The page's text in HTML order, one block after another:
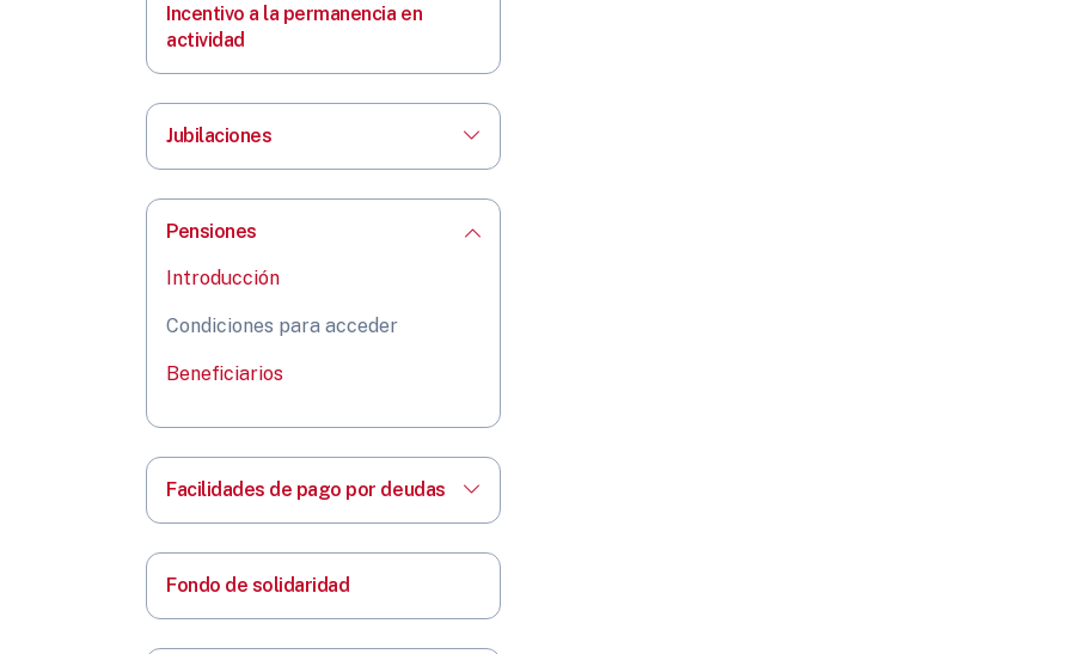
Incentivo a la permanencia en
actividad
Jubilaciones
Pensiones
Introducción
Condiciones para acceder
Beneficiarios
Facilidades de pago por deudas
Fondo de solidaridad